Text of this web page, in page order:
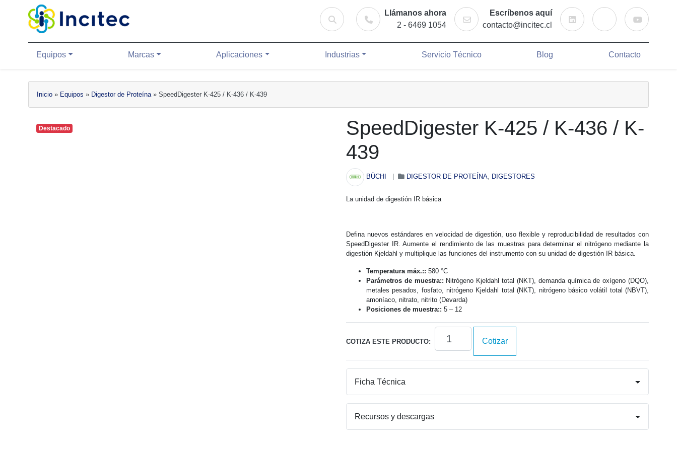
BuscarBuscar
Llámanos ahora
2 - 6469 1054
Escríbenos aquí
contacto@incitec.cl
LinkedIn InstagramYoutube
Equipos Marcas Aplicaciones Industrias Servicio Técnico Blog Contacto
Buscar
Equipos Servicio Técnico Blog Contacto
Inicio » Equipos » Digestor de Proteína» Speed­Digester K-425 / K-436 / K-439
Destacado
Speed­Digester K-425 / K-436 / K-
439
BÜCHI DIGESTOR DE PROTEÍNA, DIGESTORES
La unidad de digestión IR básica
Defina nuevos estándares en velocidad de digestión, uso flexible y reproducibilidad de resultados con
SpeedDigester IR. Aumente el rendimiento de las muestras para determinar el nitrógeno mediante la
digestión Kjeldahl y multiplique las funciones del instrumento con su unidad de digestión IR básica.
Temperatura máx.:: 580 °C
Parámetros de muestra:: Nitrógeno Kjeldahl total (NKT), demanda química de oxígeno (DQO),
metales pesados, fosfato, nitrógeno Kjeldahl total (NKT), nitrógeno básico volátil total (NBVT),
amoníaco, nitrato, nitrito (Devarda)
Posiciones de muestra:: 5 – 12
COTIZA ESTE PRODUCTO:
Digester
425
436
K-
Cotizar
Ficha Técnica
Recursos y descargas